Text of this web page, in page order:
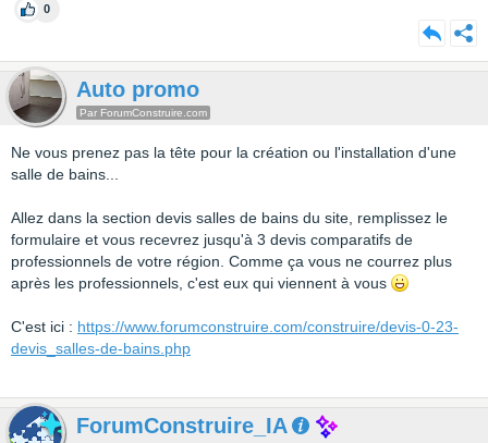
0
Auto promo
Par ForumConstruire.com
Ne vous prenez pas la tête pour la création ou l'installation d'une
salle de bains...
Allez dans la section devis salles de bains du site, remplissez le
formulaire et vous recevrez jusqu'à 3 devis comparatifs de
professionnels de votre région. Comme ça vous ne courrez plus
après les professionnels, c'est eux qui viennent à vous
C'est ici : https://www.forumconstruire.com/construire/devis-0-23-
devis_salles-de-bains.php
ForumConstruire_IA